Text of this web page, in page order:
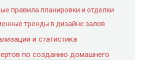
правила планировки и отделки
тренды в дизайне залов
и статистика
по созданию домашнего